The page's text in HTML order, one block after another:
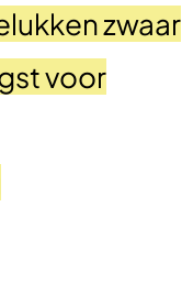
zwaar
voor